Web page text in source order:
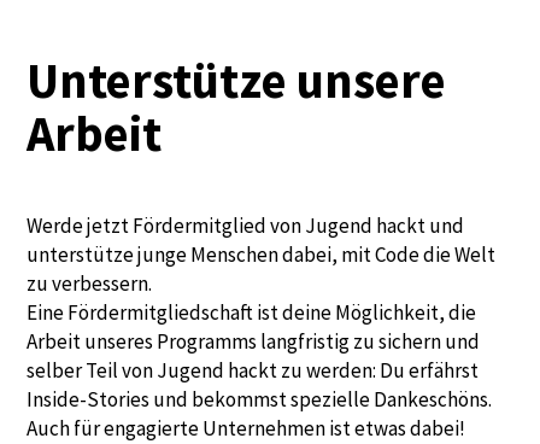
Unterstütze unsere
Arbeit
Werde jetzt Fördermitglied von Jugend hackt und
unterstütze junge Menschen dabei, mit Code die Welt
zu verbessern.
Eine Fördermitgliedschaft ist deine Möglichkeit, die
Arbeit unseres Programms langfristig zu sichern und
selber Teil von Jugend hackt zu werden: Du erfährst
Inside-Stories und bekommst spezielle Dankeschöns.
Auch für engagierte Unternehmen ist etwas dabei!